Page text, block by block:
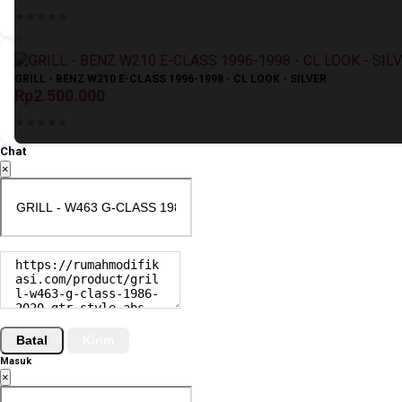
GRILL - BENZ W210 E-CLASS 1996-1998 - CL LOOK - SILVER
Rp2.500.000
Chat
×
Batal
Masuk
×